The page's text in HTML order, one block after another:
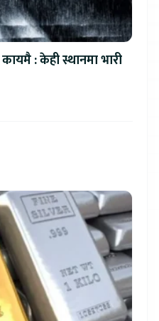
: केही स्थानमा भारी